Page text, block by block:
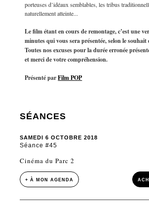
porteuses d’idéaux semblables, les tribus
naturellement atteinte...
Le film étant en cours de remontage, c’est une
minutes qui vous sera présentée, selon le
Toutes nos excuses pour la durée erronée
et merci de votre compréhension.
Présenté parFilm POP
SÉANCES
SAMEDI 6 OCTOBRE 2018
Séance #45
Cinéma du Parc 2
+ À MON AGENDA